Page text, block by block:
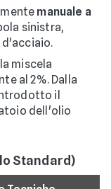
manuale a
sinistra,
miscela
al 2%. Dalla
il
dell'olio
Standard)